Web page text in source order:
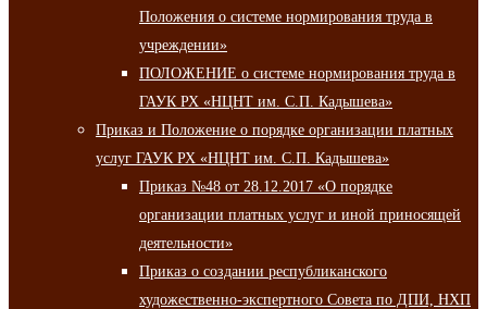
Положения о системе нормирования труда в
учреждении»
ПОЛОЖЕНИЕ о системе нормирования труда в
ГАУК РХ «НЦНТ им. С.П. Кадышева»
Приказ и Положение о порядке организации платных
услуг ГАУК РХ «НЦНТ им. С.П. Кадышева»
Приказ №48 от 28.12.2017 «О порядке
организации платных услуг и иной приносящей
деятельности»
Приказ о создании республиканского
художественно-экспертного Совета по ДПИ, НХП